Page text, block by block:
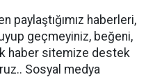
paylaştığımız haberleri,
geçmeyiniz, beğeni,
haber sitemize destek
Sosyal medya